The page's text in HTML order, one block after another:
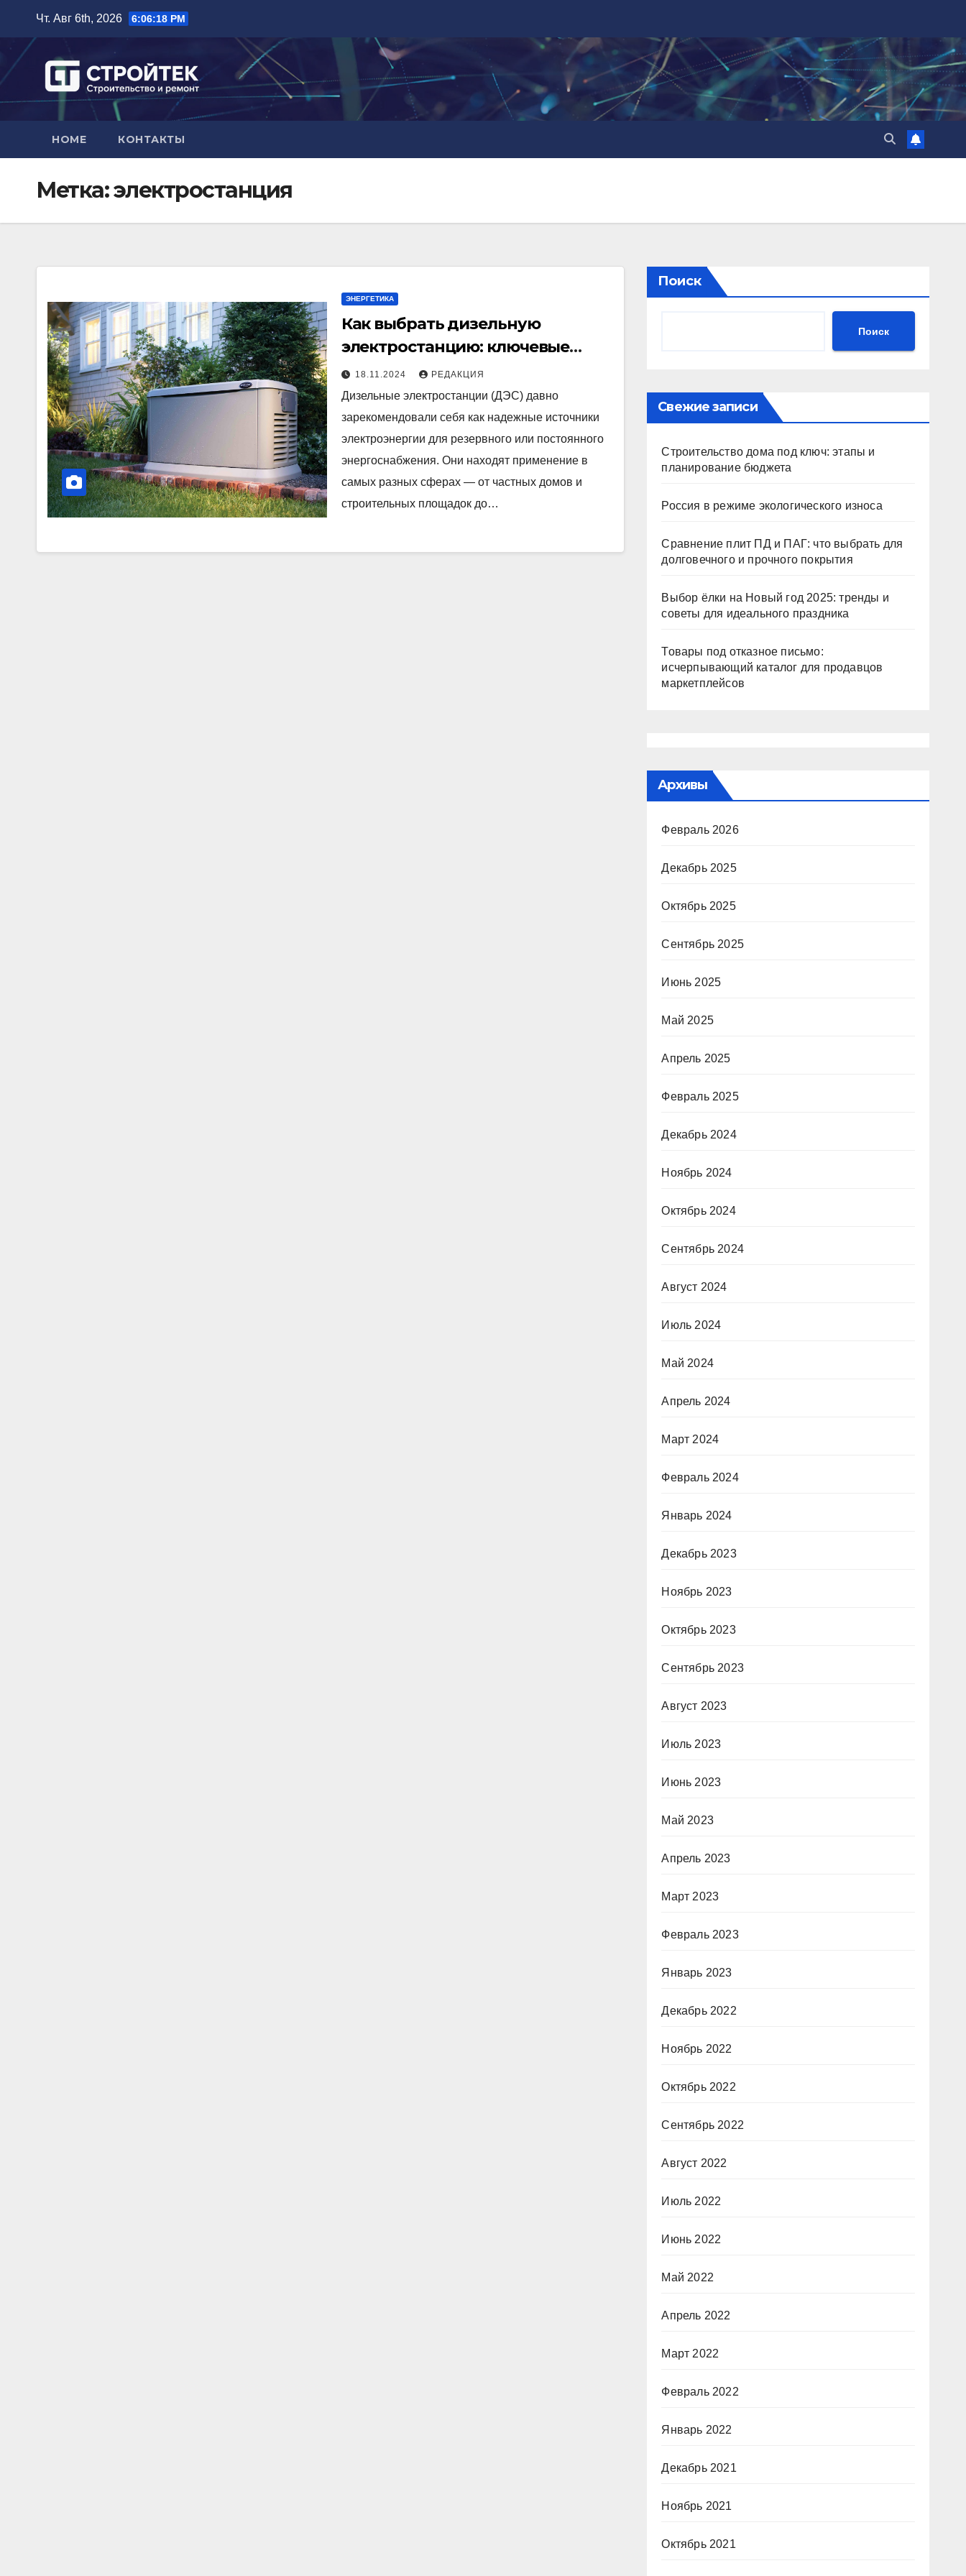
содержимому
Чт. Авг 6th, 2026 6:06:19 PM
HOME КОНТАКТЫ
Метка:электростанция
ЭНЕРГЕТИКА
Как выбрать дизельную
электростанцию: ключевые
аспекты и рекомендации
18.11.2024 РЕДАКЦИЯ
Дизельные электростанции (ДЭС) давно
зарекомендовали себя как надежные источники
электроэнергии для резервного или постоянного
энергоснабжения. Они находят применение в
самых разных сферах — от частных домов и
строительных площадок до…
Поиск
Поиск
Свежие записи
Строительство дома под ключ: этапы и
планирование бюджета
Россия в режиме экологического износа
Сравнение плит ПД и ПАГ: что выбрать для
долговечного и прочного покрытия
Выбор ёлки на Новый год 2025: тренды и
советы для идеального праздника
Товары под отказное письмо:
исчерпывающий каталог для продавцов
маркетплейсов
Архивы
Февраль 2026
Декабрь 2025
Октябрь 2025
Сентябрь 2025
Июнь 2025
Май 2025
Апрель 2025
Февраль 2025
Декабрь 2024
Ноябрь 2024
Октябрь 2024
Сентябрь 2024
Август 2024
Июль 2024
Май 2024
Апрель 2024
Март 2024
Февраль 2024
Январь 2024
Декабрь 2023
Ноябрь 2023
Октябрь 2023
Сентябрь 2023
Август 2023
Июль 2023
Июнь 2023
Май 2023
Апрель 2023
Март 2023
Февраль 2023
Январь 2023
Декабрь 2022
Ноябрь 2022
Октябрь 2022
Сентябрь 2022
Август 2022
Июль 2022
Июнь 2022
Май 2022
Апрель 2022
Март 2022
Февраль 2022
Январь 2022
Декабрь 2021
Ноябрь 2021
Октябрь 2021